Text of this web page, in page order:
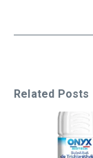
Related Posts